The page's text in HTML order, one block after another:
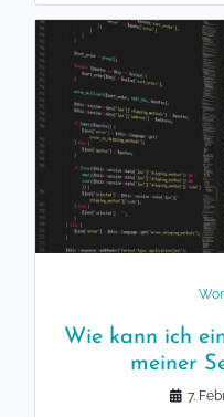
Wie kann ich
meiner
7.